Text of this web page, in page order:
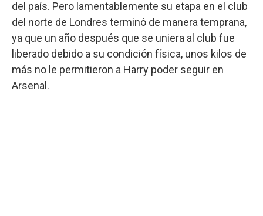
del país. Pero lamentablemente su etapa en el club
del norte de Londres terminó de manera temprana,
ya que un año después que se uniera al club fue
liberado debido a su condición física, unos kilos de
más no le permitieron a Harry poder seguir en
Arsenal.